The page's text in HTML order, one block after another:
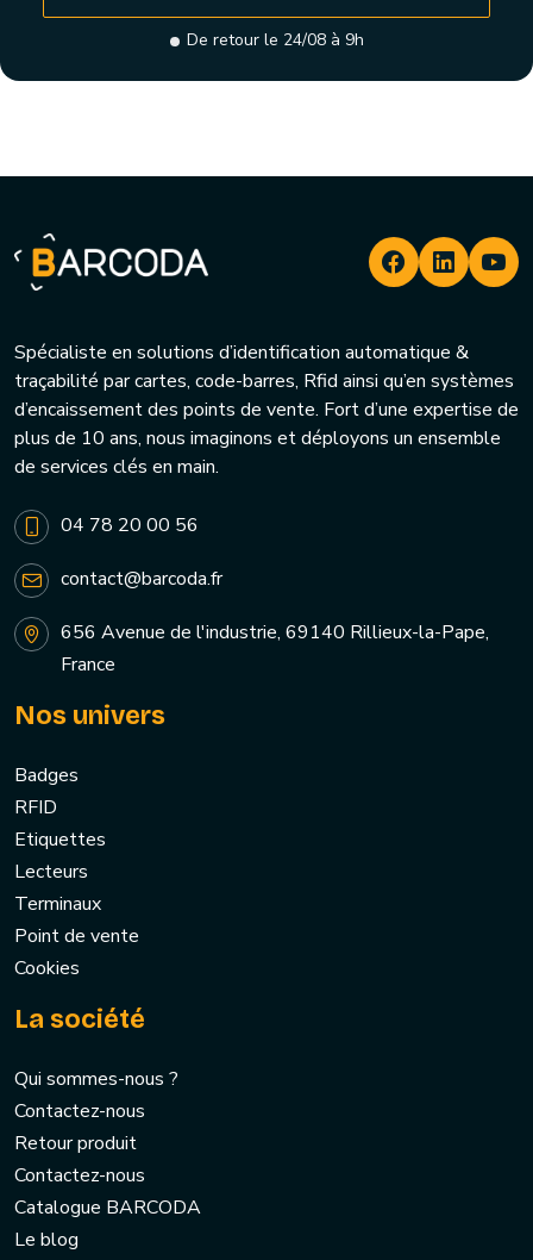
De retour le 24/08 à 9h
Spécialiste en solutions d’identification automatique &
traçabilité par cartes, code-barres, Rfid ainsi qu’en systèmes
d’encaissement des points de vente. Fort d’une expertise de
plus de 10 ans, nous imaginons et déployons un ensemble
de services clés en main.
04 78 20 00 56
contact@barcoda.fr
656 Avenue de l'industrie, 69140 Rillieux-la-Pape,
France
Nos univers
Badges
RFID
Etiquettes
Lecteurs
Terminaux
Point de vente
Cookies
La société
Qui sommes-nous ?
Contactez-nous
Retour produit
Contactez-nous
Catalogue BARCODA
Le blog